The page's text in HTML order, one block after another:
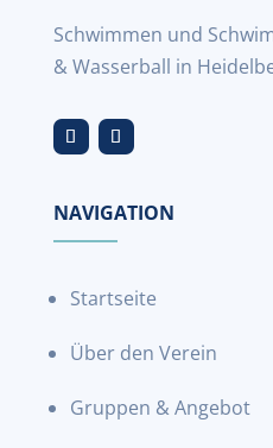
Schwimmen und
& Wasserball in
NAVIGATION
Startseite
Über den Verein
Gruppen & Angebot